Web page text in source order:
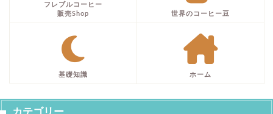
フレブルコーヒー
販売Shop
世界のコーヒー豆
基礎知識 ホーム